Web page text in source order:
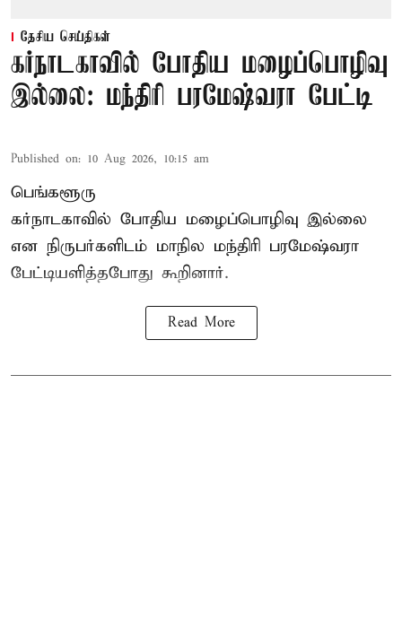
தேசிய செய்திகள்
கர்நாடகாவில் போதிய மழைப்பொழிவு
இல்லை: மந்திரி பரமேஷ்வரா பேட்டி
Published on: 10 Aug 2026, 10:15 am
பெங்களூரு
கர்நாடகாவில் போதிய மழைப்பொழிவு இல்லை
என நிருபர்களிடம் மாநில மந்திரி பரமேஷ்வரா
பேட்டியளித்தபோது கூறினார்.
Read More